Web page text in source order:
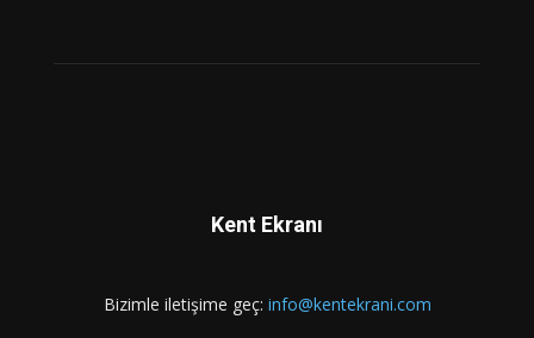
Kent Ekranı
Bizimle iletişime geç: info@kentekrani.com